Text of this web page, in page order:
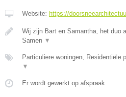
Website: https://
Wij zijn Bart en Samantha, het duo
Samen ▼
Particuliere woningen, Residentiële
▼
Er wordt gewerkt op afspraak.